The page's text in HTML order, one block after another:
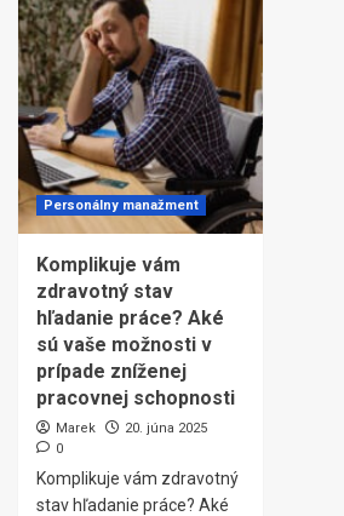
Personálny manažment
Komplikuje vám
zdravotný stav
hľadanie práce? Aké
sú vaše možnosti v
prípade zníženej
pracovnej schopnosti
Marek
20. júna 2025
0
Komplikuje vám zdravotný
stav hľadanie práce? Aké